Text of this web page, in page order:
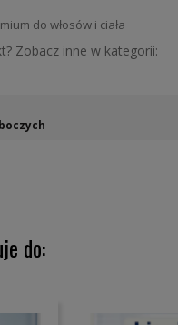
do włosów i ciała
Zobacz inne w kategorii:
do: